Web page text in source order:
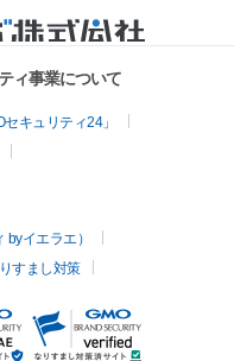
ィ事業について
キュリティ24」
イエラエ）
すまし対策